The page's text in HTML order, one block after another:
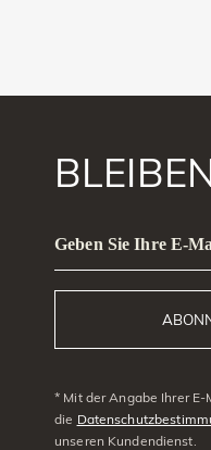
Geben Sie Ihre E-
* Mit der Angabe Ihrer
die
unseren Kundendienst.